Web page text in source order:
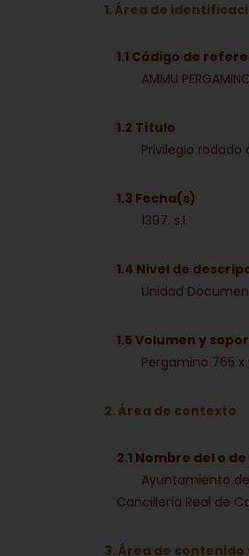
1. Área de
1.1 Código de
AMMU
1.2 Título
Privilegio rodado
1.3 Fecha(s)
1397. s.l.
1.4 Nivel de
Unidad
1.5 Volumen y
Pergamino 765
2. Área de contexto
2.1 Nombre del o
Ayuntamiento
Cancillería Real de
3. Área de